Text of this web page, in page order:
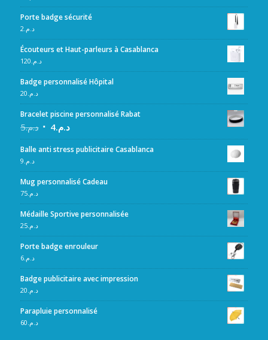
Porte badge sécurité
د.م. 2
Écouteurs et Haut-parleurs à Casablanca
د.م. 120
Badge personnalisé Hôpital
د.م. 20
Bracelet piscine personnalisé Rabat
د.م.5 د.م.4
Balle anti stress publicitaire Casablanca
د.م. 9
Mug personnalisé Cadeau
د.م.75
Médaille Sportive personnalisée
د.م.25
Porte badge enrouleur
د.م.6
Badge publicitaire avec impression
د.م. 20
Parapluie personnalisé
د.م. 60